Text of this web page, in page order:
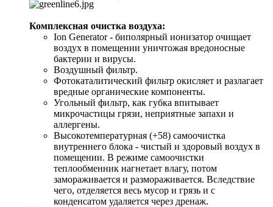
Комплексная очистка воздуха:
Ion Generator - биполярный ионизатор очищает
воздух в помещении уничтожая вредоносные
бактерии и вирусы.
Воздушный фильтр.
Фотокаталитический фильтр окисляет и разлагает
вредные органические компоненты.
Угольный фильтр, как губка впитывает
микрочастицы грязи, неприятные запахи и
аллергены.
Высокотемпературная (+58) самоочистка
внутреннего блока - чистый и здоровый воздух в
помещении. В режиме самоочистки
теплообменник нагнетает влагу, потом
замораживается и размораживается. Вследствие
чего, отделяется весь мусор и грязь и с
конденсатом удаляется через дренаж.